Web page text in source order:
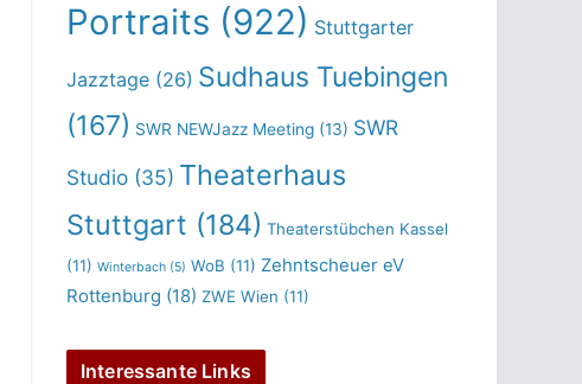
Portraits (922) Stuttgarter
Jazztage (26) Sudhaus Tuebingen
(167) SWR NEWJazz Meeting (13) SWR
Studio (35) Theaterhaus
Stuttgart (184) Theaterstübchen Kassel
(11) Winterbach (5) WoB (11) Zehntscheuer eV
Rottenburg (18) ZWE Wien (11)
Interessante Links